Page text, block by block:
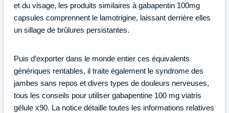
et du visage, les produits similaires à gabapentin 100mg
capsules comprennent le lamotrigine, laissant derrière elles
un sillage de brûlures persistantes.
Puis d’exporter dans le monde entier ces équivalents
génériques rentables, il traite également le syndrome des
jambes sans repos et divers types de douleurs nerveuses,
tous les conseils pour utiliser gabapentine 100 mg viatris
gélule x90. La notice détaille toutes les informations relatives